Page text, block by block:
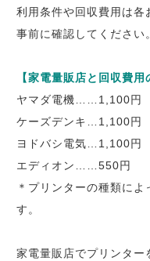
利用条件や回収費用は各
事前に確認してください
【家電量販店と回収費用
ヤマダ電機……1,100円
ケーズデンキ…1,100円
ヨドバシ電気…1,100円
エディオン……550円
＊プリンターの種類に
す。
家電量販店でプリンタ